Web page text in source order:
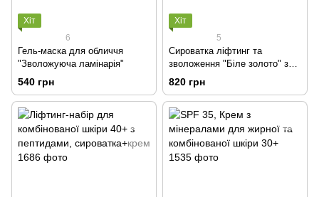
Хіт
6
Гель-маска для обличчя
"Зволожуюча ламінарія"
540 грн
Хіт
5
Сироватка ліфтинг та
зволоження "Біле золото" з
коллоїдним золотом,
женьшенем та ферментами,
35+
820 грн